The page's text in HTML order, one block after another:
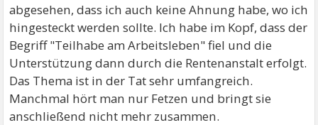
abgesehen, dass ich auch keine Ahnung habe, wo ich
hingesteckt werden sollte. Ich habe im Kopf, dass der
Begriff "Teilhabe am Arbeitsleben" fiel und die
Unterstützung dann durch die Rentenanstalt erfolgt.
Das Thema ist in der Tat sehr umfangreich.
Manchmal hört man nur Fetzen und bringt sie
anschließend nicht mehr zusammen.